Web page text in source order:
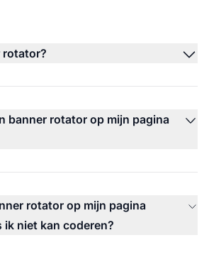
rotator?
banner rotator op mijn pagina
rotator op mijn pagina
ik niet kan coderen?